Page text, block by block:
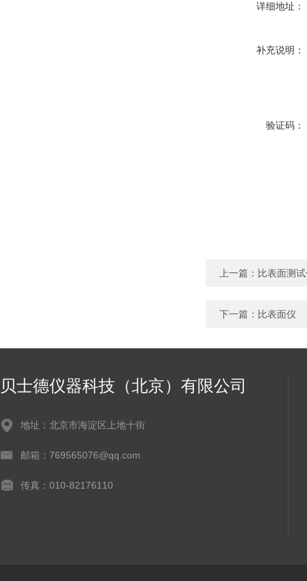
详细地址：
补充说明：
验证码：
上一篇： 比表面测
下一篇： 比表面仪
贝士德仪器科技（北京）有限公司
地址：北京市海淀区上地十街
邮箱：769565076@qq.com
传真：010-82176110